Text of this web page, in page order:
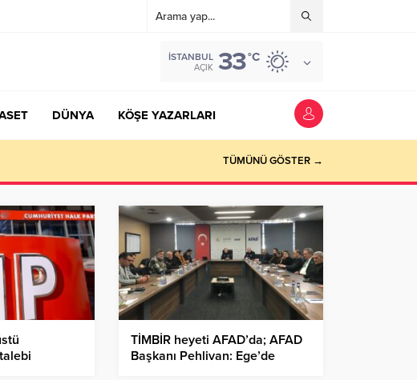
İSTANBUL
AÇIK 33°C
DÜNYA KÖŞE YAZARLARI
TÜMÜNÜ GÖSTER →
TİMBİR heyeti AFAD’da; AFAD
Başkanı Pehlivan: Ege’de